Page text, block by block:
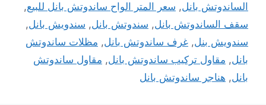
الساندوتش بانل, سعر المتر الواح ساندوتش بانل للبيع,
سقف الساندوتش بانل, سندوتش بانل, سندويش بانل,
سندويش بنل, غرف ساندوتش بانل, مظلات ساندوتش
بانل, مقاول تركيب ساندوتش بانل, مقاول ساندوتش
بانل, هناجر ساندوتش بانل